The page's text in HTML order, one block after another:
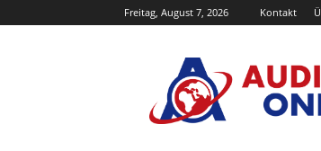
Freitag, August 7, 2026 Kontakt
Online